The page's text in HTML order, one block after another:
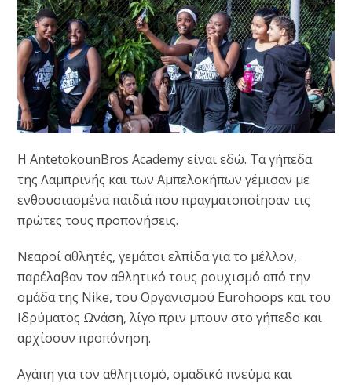
Η ΑntetokounΒros Academy είναι εδώ. Τα γήπεδα
της Λαμπρινής και των Αμπελοκήπων γέμισαν με
ενθουσιασμένα παιδιά που πραγματοποίησαν τις
πρώτες τους προπονήσεις.
Νεαροί αθλητές, γεμάτοι ελπίδα για το μέλλον,
παρέλαβαν τον αθλητικό τους ρουχισμό από την
ομάδα της Nike, του Οργανισμού Eurohoops και του
Ιδρύματος Ωνάση, λίγο πριν μπουν στο γήπεδο και
αρχίσουν προπόνηση.
Αγάπη για τον αθλητισμό, ομαδικό πνεύμα και